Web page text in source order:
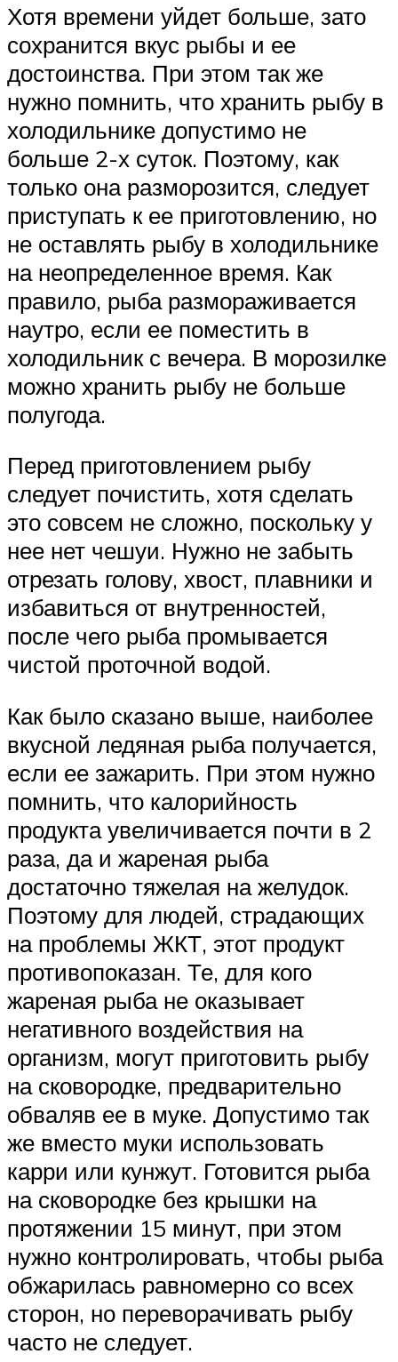
Хотя времени уйдет больше, зато
сохранится вкус рыбы и ее
достоинства. При этом так же
нужно помнить, что хранить рыбу в
холодильнике допустимо не
больше 2-х суток. Поэтому, как
только она разморозится, следует
приступать к ее приготовлению, но
не оставлять рыбу в холодильнике
на неопределенное время. Как
правило, рыба размораживается
наутро, если ее поместить в
холодильник с вечера. В морозилке
можно хранить рыбу не больше
полугода.
Перед приготовлением рыбу
следует почистить, хотя сделать
это совсем не сложно, поскольку у
нее нет чешуи. Нужно не забыть
отрезать голову, хвост, плавники и
избавиться от внутренностей,
после чего рыба промывается
чистой проточной водой.
Как было сказано выше, наиболее
вкусной ледяная рыба получается,
если ее зажарить. При этом нужно
помнить, что калорийность
продукта увеличивается почти в 2
раза, да и жареная рыба
достаточно тяжелая на желудок.
Поэтому для людей, страдающих
на проблемы ЖКТ, этот продукт
противопоказан. Те, для кого
жареная рыба не оказывает
негативного воздействия на
организм, могут приготовить рыбу
на сковородке, предварительно
обваляв ее в муке. Допустимо так
же вместо муки использовать
карри или кунжут. Готовится рыба
на сковородке без крышки на
протяжении 15 минут, при этом
нужно контролировать, чтобы рыба
обжарилась равномерно со всех
сторон, но переворачивать рыбу
часто не следует.